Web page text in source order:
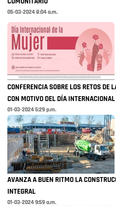
COMUNITARIO
05-03-2024 8:04 a.m.
CONFERENCIA SOBRE LOS RETOS DE
CON MOTIVO DEL DÍA
01-03-2024 5:29 p.m.
AVANZA A BUEN RITMO LA
INTEGRAL
01-03-2024 9:59 a.m.